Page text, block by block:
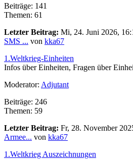
Beiträge: 141
Themen: 61
Letzter Beitrag: Mi, 24. Juni 2026,
SMS ... von kka67
1.Weltkrieg-Einheiten
Infos über Einheiten, Fragen über
Moderator: Adjutant
Beiträge: 246
Themen: 59
Letzter Beitrag: Fr, 28. November
Armee... von kka67
1.Weltkrieg Auszeichnungen